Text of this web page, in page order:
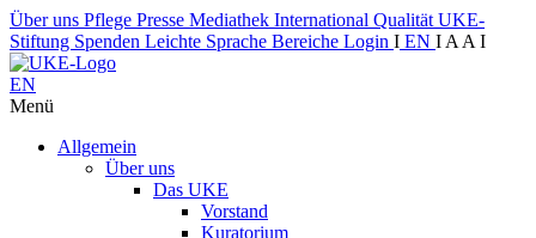
Über uns Pflege Presse Mediathek International Qualität UKE-
Stiftung Spenden Leichte Sprache Bereiche Login I EN I A A I
EN
Menü
Allgemein
Über uns
Das UKE
Vorstand
Kuratorium